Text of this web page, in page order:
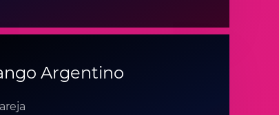
Argentino